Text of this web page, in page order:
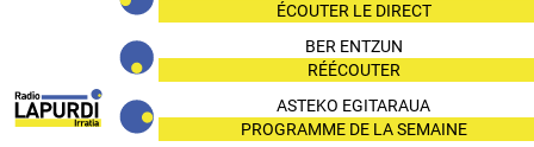
ÉCOUTER LE DIRECT
BER ENTZUN
RÉÉCOUTER
ASTEKO EGITARAUA
PROGRAMME DE LA SEMAINE